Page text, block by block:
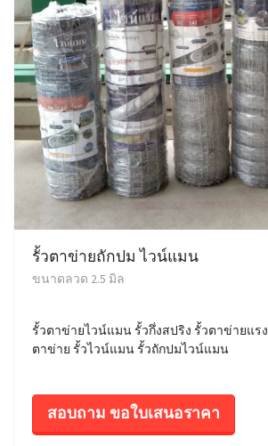
รั้วตาข่ายถักปม ไวน์แมน
ขนาดลวด 2.5 มิล
รั้วตาข่ายไวน์แมน รั้วกึ่งสปริง รั้วตาข่ายแร
ตาข่าย รั้วไวน์แมน รั้วถักปมไวน์แมน
สอบถาม ขอใบเสนอราคา